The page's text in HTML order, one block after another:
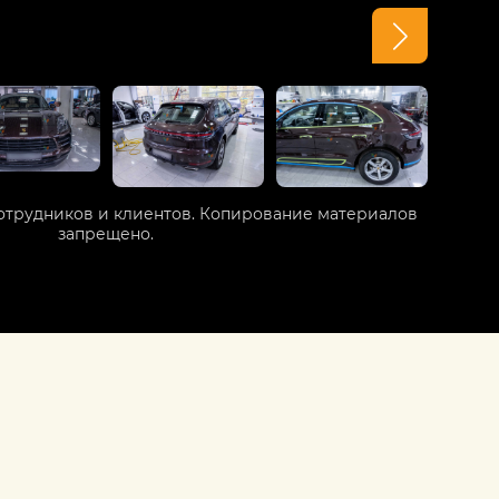
и клиентов. Копирование материалов
запрещено.